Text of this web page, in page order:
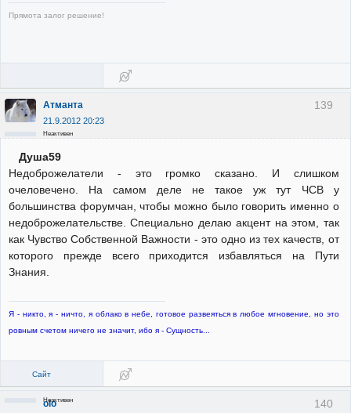
Прямота залог решение!
139
Атманта
21.9.2012 20:23
Неактивен
Душа59
Недоброжелатели - это громко сказано. И слишком
очеловечено. На самом деле не такое уж тут ЧСВ у
большинства форумчан, чтобы можно было говорить именно о
недоброжелательстве. Специально делаю акцент на этом, так
как Чувство Собственной Важности - это одно из тех качеств, от
которого прежде всего приходится избавляться на Пути
Знания.
Я - никто, я - ничто, я облако в небе, готовое развеяться в любое мгновение, но это
ровным счетом ничего не значит, ибо я - Сущность...
Сайт
140
olo
Неактивен